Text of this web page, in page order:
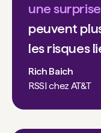
une surprise
peuvent
les risques
Rich Baich
RSSI chez AT&T